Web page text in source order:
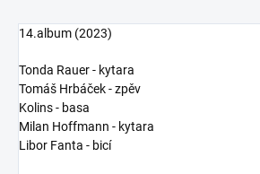
14.album (2023)
Tonda Rauer - kytara
Tomáš Hrbáček - zpěv
Kolins - basa
Milan Hoffmann - kytara
Libor Fanta - bicí